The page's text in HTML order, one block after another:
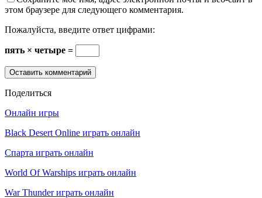
этом браузере для следующего комментария.
Пожалуйста, введите ответ цифрами:
пять × четыре =
Поделиться
Онлайн игры
Black Desert Online играть онлайн
Спарта играть онлайн
World Of Warships играть онлайн
War Thunder играть онлайн